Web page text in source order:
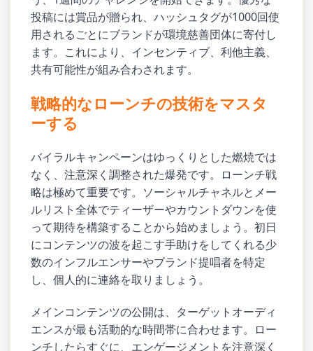
投稿には賞品が贈られ、ハッシュタグが1000回使
用されるごとにブランドが環境慈善団体に寄付し
ます。これにより、インセンティブ、利他主義、
共有可能性が組み合わされます。
戦略的なローンチの技術をマスタ
ーする
バイラルキャンペーンはゆっくりとした燃焼では
なく、注意深く調整された爆発です。ローンチ戦
略は極めて重要です。ソーシャルチャネルとメー
ルリスト全体でティーザーやカウントダウンを使
って期待を構築することから始めましょう。初日
にコンテンツの波を起こす手助けをしてくれる少
数のインフルエンサーやブランド提唱者を特定
し、個人的に連絡を取りましょう。
メインコンテンツの公開は、ターゲットオーディ
エンスが最も活動的な時間帯に合わせます。ロー
ンチしたらすぐに、エンゲージメントを注意深く